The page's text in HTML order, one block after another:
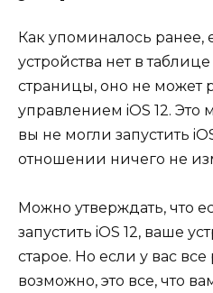
Как упоминалось ранее,
устройства нет в
страницы, оно не может
управлением iOS 12. Это
вы не могли запустить
отношении ничего не
Можно утверждать, что
запустить iOS 12, ваше
старое. Но если у вас
возможно, это все, что